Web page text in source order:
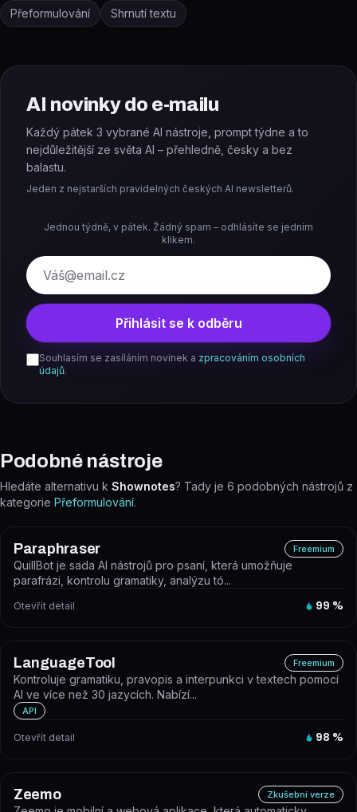
Přeformulování Shrnutí textu
AI novinky do e-mailu
Každý pátek 3 vybrané AI nástroje, prompt týdne a to
nejdůležitější ze světa AI – přehledně, česky a bez
balastu.
Jeden z nejstarších pravidelných českých AI newsletterů.
Jednou týdně, v pátek. Žádný spam – odhlásíte se jedním
klikem.
E-mail
Přihlásit se k odběru
Souhlasím se zasíláním novinek a zpracováním osobních
údajů.
Podobné nástroje
Hledáte alternativu k Shownotes? Tady je 6 podobných nástrojů z
kategorie Přeformulování.
Paraphraser Freemium
QuillBot je sada AI nástrojů pro psaní, která umožňuje
parafrázi, kontrolu gramatiky, analýzu tó...
Otevřít detail 99 %
LanguageTool Freemium
Kontroluje gramatiku, pravopis a interpunkci v textech pomocí
AI ve více než 30 jazycích. Nabízí...
API
Otevřít detail 98 %
Zeemo Zkušební verze